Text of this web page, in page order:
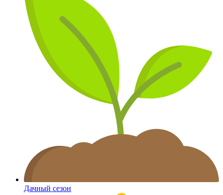
Дачный сезон